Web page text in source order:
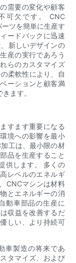
需要の変化や顧客
可欠です。 CNC
ツを簡単に生産す
ードバックに迅速
新しいデザインの
産の実行であろう
らのカスタマイズ
柔軟性により、自
ーションと顧客満
ます。
すます重要になる
境への影響を最小
工は、最小限の材
品を生産すること
供します。 多くの
レベルのエネルギ
CNCマシンは材料
とエネルギーの消
動車部品の生産に
収益を改善するだ
しい、より持続可
車製造の将来であ
タマイズ、および